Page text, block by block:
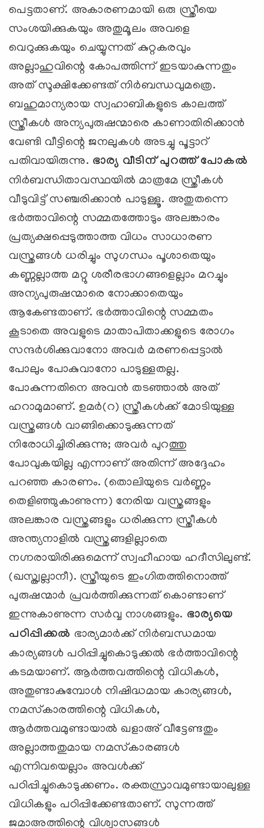
പെട്ടതാണ്. അകാരണമായി ഒരു സ്ത്രീയെ
സംശയിക്കുകയും അതുമൂലം അവളെ
വെറുക്കുകയും ചെയ്യുന്നത് കുറ്റകരവും
അല്ലാഹുവിന്റെ കോപത്തിന്ന് ഇടയാകുന്നതും
അത് സൂക്ഷിക്കേണ്ടത് നിര്‍ബന്ധവുമത്രെ.
ബഹുമാന്യരായ സ്വഹാബികളുടെ കാലത്ത്
സ്ത്രീകള്‍ അന്യപുരുഷന്മാരെ കാണാതിരിക്കാന്‍
വേണ്ടി വീട്ടിന്റെ ജനലുകള്‍ അടച്ചു പൂട്ടാറ്
പതിവായിരുന്നു. ഭാര്യ വീടിന് പുറത്ത് പോകല്‍
നിര്‍ബന്ധിതാവസ്ഥയില്‍ മാത്രമേ സ്ത്രീകള്‍
വീടുവിട്ട് സഞ്ചരിക്കാന്‍ പാടുള്ളൂ. അതുതന്നെ
ഭര്‍ത്താവിന്റെ സമ്മതത്തോടും അലങ്കാരം
പ്രത്യക്ഷപ്പെടുത്താത്ത വിധം സാധാരണ
വസ്ത്രങ്ങള്‍ ധരിച്ചും സുഗന്ധം പൂശാതെയും
കണ്ണല്ലാത്ത മറ്റു ശരീരഭാഗങ്ങളെല്ലാം മറച്ചും
അന്യപുരുഷന്മാരെ നോക്കാതെയും
ആകേണ്ടതാണ്. ഭര്‍ത്താവിന്റെ സമ്മതം
കൂടാതെ അവളുടെ മാതാപിതാക്കളുടെ രോഗം
സന്ദര്‍ശിക്കുവാനോ അവര്‍ മരണപ്പെട്ടാല്‍
പോലും പോകുവാനോ പാടുള്ളതല്ല.
പോകുന്നതിനെ അവന്‍ തടഞ്ഞാല്‍ അത്
ഹറാമുമാണ്. ഉമര്‍(റ) സ്ത്രീകള്‍ക്ക് മോടിയുള്ള
വസ്ത്രങ്ങള്‍ വാങ്ങിക്കൊടുക്കുന്നത്
നിരോധിച്ചിരിക്കുന്നു; അവര്‍ പുറത്തു
പോവുകയില്ല എന്നാണ് അതിന്ന് അദ്ദേഹം
പറഞ്ഞ കാരണം. (തൊലിയുടെ വര്‍ണ്ണം
തെളിഞ്ഞുകാണുന്ന) നേരിയ വസ്ത്രങ്ങളും
അലങ്കാര വസ്ത്രങ്ങളും ധരിക്കുന്ന സ്ത്രീകള്‍
അന്ത്യനാളില്‍ വസ്ത്രങ്ങളില്ലാതെ
നഗ്നരായിരിക്കുമെന്ന് സ്വഹീഹായ ഹദീസിലുണ്ട്.
(ഖസ്ത്വല്ലാനീ). സ്ത്രീയുടെ ഇംഗിതത്തിനൊത്ത്
പുരുഷന്മാര്‍ പ്രവര്‍ത്തിക്കുന്നത് കൊണ്ടാണ്
ഇന്നുകാണുന്ന സര്‍വ്വ നാശങ്ങളും. ഭാര്യയെ
പഠിപ്പിക്കല്‍ ഭാര്യമാര്‍ക്ക് നിര്‍ബന്ധമായ
കാര്യങ്ങള്‍ പഠിപ്പിച്ചുകൊടുക്കല്‍ ഭര്‍ത്താവിന്റെ
കടമയാണ്. ആര്‍ത്തവത്തിന്റെ വിധികള്‍,
അതുണ്ടാകുമ്പോള്‍ നിഷിദ്ധമായ കാര്യങ്ങള്‍,
നമസ്‌കാരത്തിന്റെ വിധികള്‍,
ആര്‍ത്തവമുണ്ടായാല്‍ ഖളാഅ് വീട്ടേണ്ടതും
അല്ലാത്തതുമായ നമസ്‌കാരങ്ങള്‍
എന്നിവയെല്ലാം അവള്‍ക്ക്
പഠിപ്പിച്ചുകൊടുക്കണം. രക്തസ്രാവമുണ്ടായാലുള്ള
വിധികളും പഠിപ്പിക്കേണ്ടതാണ്. സുന്നത്ത്
ജമാഅത്തിന്റെ വിശ്വാസങ്ങള്‍